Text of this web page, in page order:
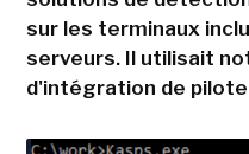
sur les terminaux
serveurs. Il utilisait
d'intégration de